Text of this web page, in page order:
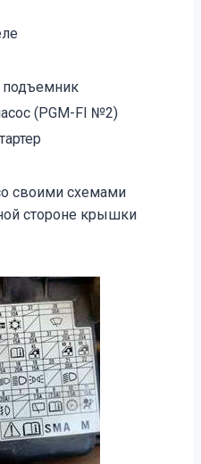
подъемник
(PGM-FI №2)
своими схемами
стороне крышки